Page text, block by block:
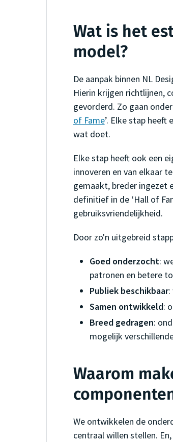
Wat is het
model?
De aanpak binnen NL
Hierin krijgen richtlijnen,
gevorderd. Zo gaan
of Fame’. Elke stap
wat doet.
Elke stap heeft ook een
innoveren en van elkaar
gemaakt, breder ingezet
definitief in de ‘Hall of
gebruiksvriendelijkheid.
Door zo'n uitgebreid
Goed onderzocht:
patronen en betere
Publiek beschikbaar:
Samen ontwikkeld:
Breed gedragen:
mogelijk
Waarom
We ontwikkelen de
centraal willen stellen.